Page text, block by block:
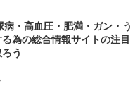
・高血圧・肥満・ガン・う
為の総合情報サイトの注目
う